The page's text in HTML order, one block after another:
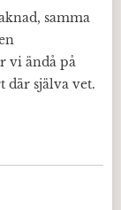
samma
vi ändå på
där själva vet.